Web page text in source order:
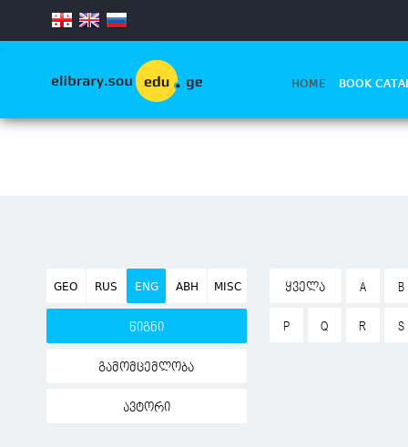
.
HOME BOOK
GEO RUS ENG ABH MISC
წიგნი
გამომცემლობა
ავტორი
ᲧᲕᲔᲚᲐ A B
P Q R S